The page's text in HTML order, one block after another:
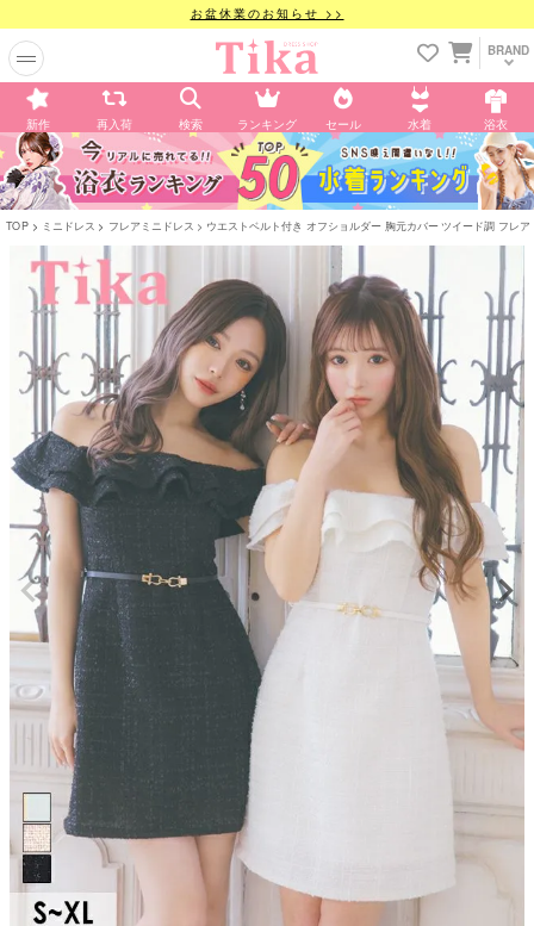
お盆休業のお知らせ >>
BRAND
新作 再入荷 検索 ランキング セール 水着 浴衣
TOP ミニドレス フレアミニドレス ウエストベルト付き オフショルダー 胸元カバー ツイード調 フレ